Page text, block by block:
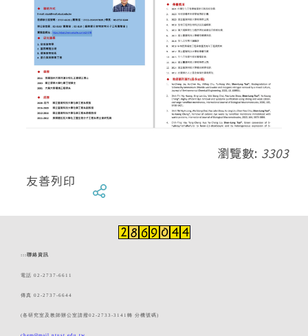
瀏覽數: 3303
友善列印
::: 聯絡資訊
電話 02-2737-6611
傳真 02-2737-6644
(各研究室及教師辦公室請撥02-2733-3141轉 分機號碼)